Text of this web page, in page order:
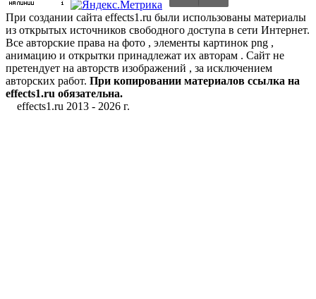
При создании сайта effects1.ru были использованы материалы
из открытых источников свободного доступа в сети Интернет.
Все авторские права на фото , элементы картинок png ,
анимацию и открытки принадлежат их авторам . Сайт не
претендует на авторств изображений , за исключением
авторских работ. При копировании материалов ссылка на
effects1.ru обязательна.
effects1.ru 2013 - 2026 г.